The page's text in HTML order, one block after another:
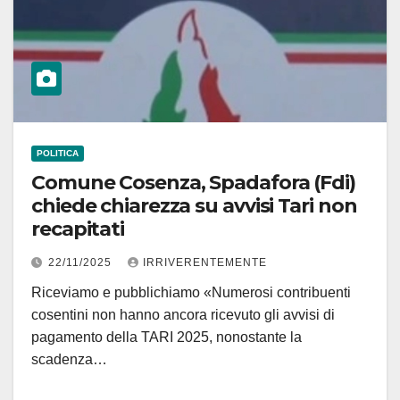
POLITICA
Comune Cosenza, Spadafora (Fdi)
chiede chiarezza su avvisi Tari non
recapitati
22/11/2025 IRRIVERENTEMENTE
Riceviamo e pubblichiamo «Numerosi contribuenti
cosentini non hanno ancora ricevuto gli avvisi di
pagamento della TARI 2025, nonostante la
scadenza…